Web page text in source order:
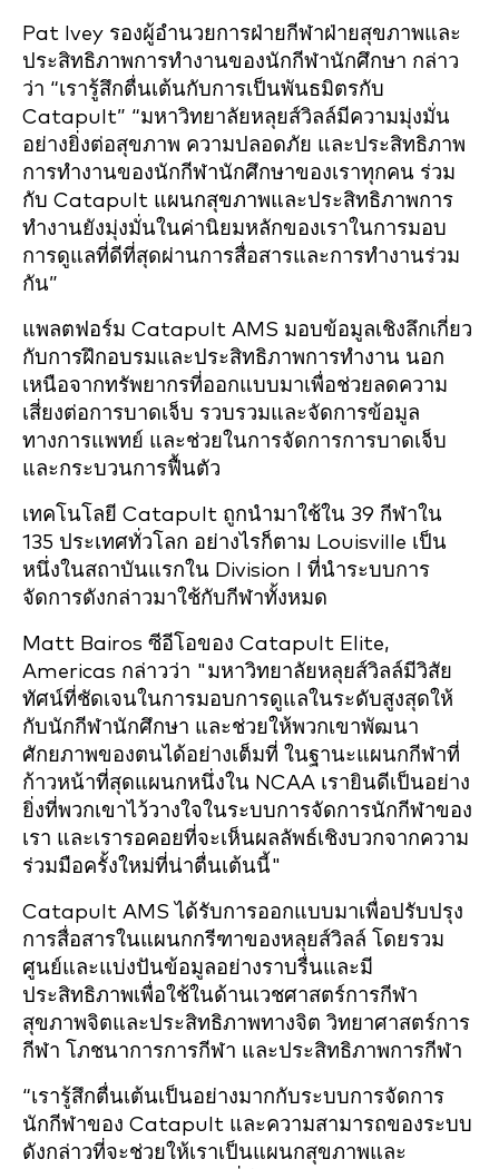
Pat Ivey รองผู้อำนวยการฝ่ายกีฬาฝ่ายสุขภาพและ
ประสิทธิภาพการทำงานของนักกีฬานักศึกษา กล่าว
ว่า “เรารู้สึกตื่นเต้นกับการเป็นพันธมิตรกับ
Catapult” “มหาวิทยาลัยหลุยส์วิลล์มีความมุ่งมั่น
อย่างยิ่งต่อสุขภาพ ความปลอดภัย และประสิทธิภาพ
การทำงานของนักกีฬานักศึกษาของเราทุกคน ร่วม
กับ Catapult แผนกสุขภาพและประสิทธิภาพการ
ทำงานยังมุ่งมั่นในค่านิยมหลักของเราในการมอบ
การดูแลที่ดีที่สุดผ่านการสื่อสารและการทำงานร่วม
กัน”
แพลตฟอร์ม Catapult AMS มอบข้อมูลเชิงลึกเกี่ยว
กับการฝึกอบรมและประสิทธิภาพการทำงาน นอก
เหนือจากทรัพยากรที่ออกแบบมาเพื่อช่วยลดความ
เสี่ยงต่อการบาดเจ็บ รวบรวมและจัดการข้อมูล
ทางการแพทย์ และช่วยในการจัดการการบาดเจ็บ
และกระบวนการฟื้นตัว
เทคโนโลยี Catapult ถูกนำมาใช้ใน 39 กีฬาใน
135 ประเทศทั่วโลก อย่างไรก็ตาม Louisville เป็น
หนึ่งในสถาบันแรกใน Division I ที่นำระบบการ
จัดการดังกล่าวมาใช้กับกีฬาทั้งหมด
Matt Bairos ซีอีโอของ Catapult Elite,
Americas กล่าวว่า "มหาวิทยาลัยหลุยส์วิลล์มีวิสัย
ทัศน์ที่ชัดเจนในการมอบการดูแลในระดับสูงสุดให้
กับนักกีฬานักศึกษา และช่วยให้พวกเขาพัฒนา
ศักยภาพของตนได้อย่างเต็มที่ ในฐานะแผนกกีฬาที่
ก้าวหน้าที่สุดแผนกหนึ่งใน NCAA เรายินดีเป็นอย่าง
ยิ่งที่พวกเขาไว้วางใจในระบบการจัดการนักกีฬาของ
เรา และเรารอคอยที่จะเห็นผลลัพธ์เชิงบวกจากความ
ร่วมมือครั้งใหม่ที่น่าตื่นเต้นนี้"
Catapult AMS ได้รับการออกแบบมาเพื่อปรับปรุง
การสื่อสารในแผนกกรีฑาของหลุยส์วิลล์ โดยรวม
ศูนย์และแบ่งปันข้อมูลอย่างราบรื่นและมี
ประสิทธิภาพเพื่อใช้ในด้านเวชศาสตร์การกีฬา
สุขภาพจิตและประสิทธิภาพทางจิต วิทยาศาสตร์การ
กีฬา โภชนาการการกีฬา และประสิทธิภาพการกีฬา
“เรารู้สึกตื่นเต้นเป็นอย่างมากกับระบบการจัดการ
นักกีฬาของ Catapult และความสามารถของระบบ
ดังกล่าวที่จะช่วยให้เราเป็นแผนกสุขภาพและ